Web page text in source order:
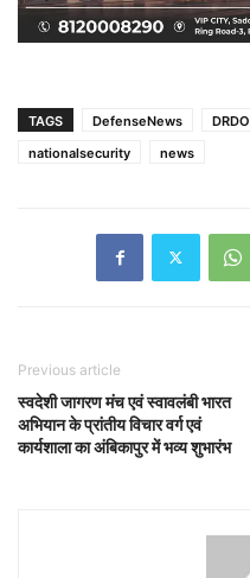
TAGS DefenseNews DRDO
nationalsecurity
news
Previous article
स्वदेशी जागरण मंच एवं स्वावलंबी भारत
अभियान के प्रांतीय विचार वर्ग एवं
कार्यशाला का अंबिकापुर में भव्य शुभारंभ